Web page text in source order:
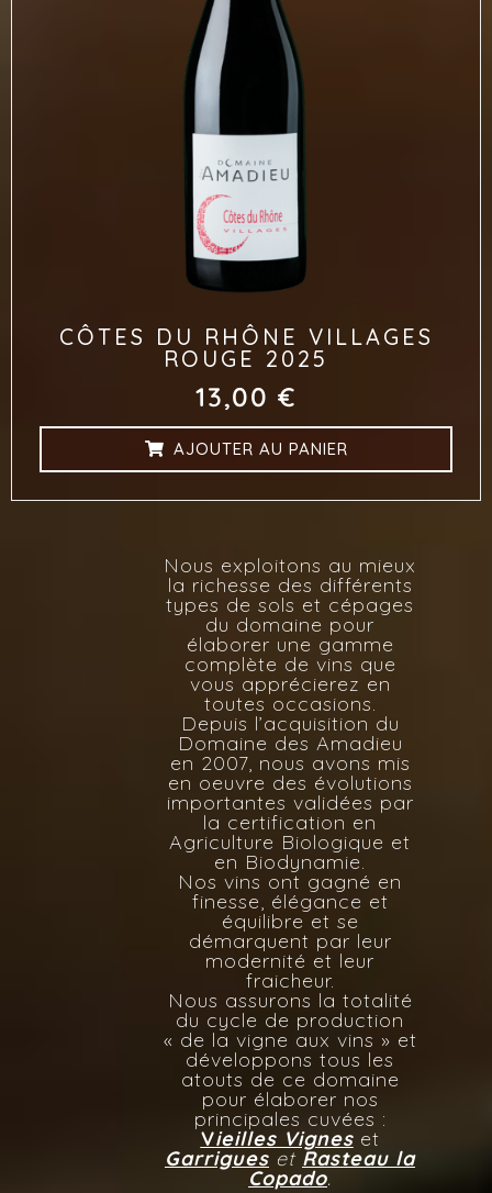
CÔTES DU RHÔNE VILLAGES
ROUGE 2025
13,00 €
AJOUTER AU PANIER
Nous exploitons au mieux
la richesse des différents
types de sols et cépages
du domaine pour
élaborer une gamme
complète de vins que
vous apprécierez en
toutes occasions.
Depuis l’acquisition du
Domaine des Amadieu
en 2007, nous avons mis
en oeuvre des évolutions
importantes validées par
la certification en
Agriculture Biologique et
en Biodynamie.
Nos vins ont gagné en
finesse, élégance et
équilibre et se
démarquent par leur
modernité et leur
fraicheur.
Nous assurons la totalité
du cycle de production
« de la vigne aux vins » et
développons tous les
atouts de ce domaine
pour élaborer nos
principales cuvées :
Vieilles Vigneset
Garrigues et Rasteau la
Copado.